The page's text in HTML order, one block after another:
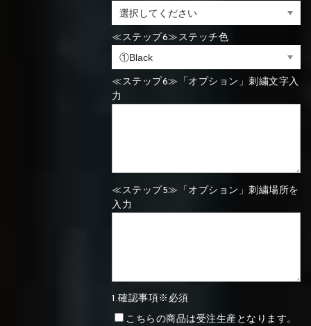
⑳Purple ㉑Violet
⑳Purple
≪ステップ6≫ステッチ色
≪ステップ6≫「オプション」刺繍文字入
力
≪ステップ5≫「オプション」刺繍場所を
入力
1.確認事項※必須
こちらの商品は受注生産となります。